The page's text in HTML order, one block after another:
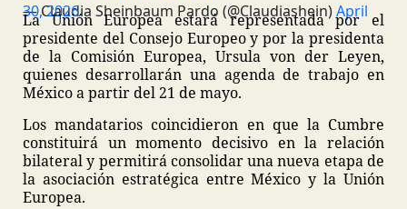
— Claudia Sheinbaum Pardo (@Claudiashein)
April 30, 2026
La Unión Europea estará representada por el
presidente del Consejo Europeo y por la presidenta
de la Comisión Europea, Ursula von der Leyen,
quienes desarrollarán una agenda de trabajo en
México a partir del 21 de mayo.
Los mandatarios coincidieron en que la Cumbre
constituirá un momento decisivo en la relación
bilateral y permitirá consolidar una nueva etapa de
la asociación estratégica entre México y la Unión
Europea.